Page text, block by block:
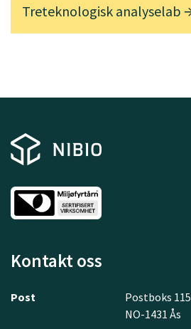
Treteknologisk analyselab
Kontakt oss
Post
Postboks 115
NO-1431 Ås